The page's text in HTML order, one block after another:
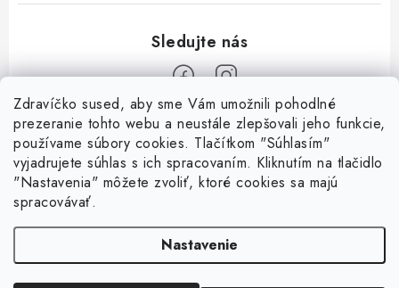
Zdravíčko sused, aby sme Vám umožnili pohodlné
prezeranie tohto webu a neustále zlepšovali jeho funkcie,
používame súbory cookies. Tlačítkom "Súhlasím"
vyjadrujete súhlas s ich spracovaním. Kliknutím na tlačidlo
"Nastavenia" môžete zvoliť, ktoré cookies sa majú
spracovávať.
Nastavenie
O nás
Kontakty
História a súčasnosť
Susedov blog
Všetko o nákupe
Doprava a platba
Dokumenty